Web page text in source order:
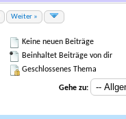
Weiter »
Keine neuen Beiträge
Beinhaltet Beiträge von dir
Geschlossenes Thema
Gehe zu: